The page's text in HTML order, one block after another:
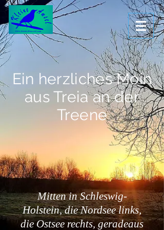
Ein herzliches Moin
aus Treia an der
Treene
Mitten in Schleswig-
Holstein, die Nordsee links,
die Ostsee rechts, geradeaus